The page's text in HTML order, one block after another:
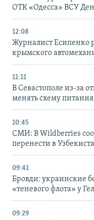
ОТК «Одесса» ВСУ
12:08
Журналист Есипенко
крымского
11:11
В Севастополе из-за
менять схему питания
10:45
СМИ: В Wildberries
перенести в
09:41
Бровди: украинские
«теневого флота» у
09:29